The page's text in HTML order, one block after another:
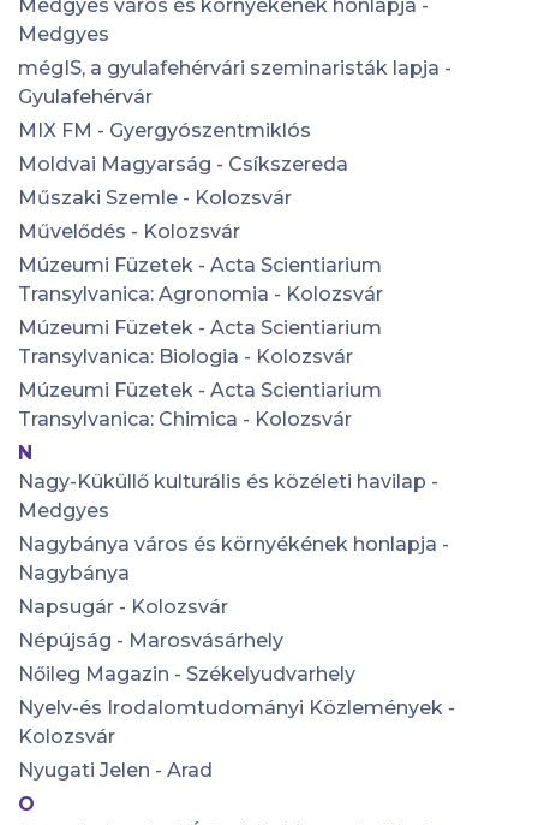
Medgyes város és környékének honlapja -
Medgyes
mégIS, a gyulafehérvári szeminaristák lapja -
Gyulafehérvár
MIX FM - Gyergyószentmiklós
Moldvai Magyarság - Csíkszereda
Műszaki Szemle - Kolozsvár
Művelődés - Kolozsvár
Múzeumi Füzetek - Acta Scientiarium
Transylvanica: Agronomia - Kolozsvár
Múzeumi Füzetek - Acta Scientiarium
Transylvanica: Biologia - Kolozsvár
Múzeumi Füzetek - Acta Scientiarium
Transylvanica: Chimica - Kolozsvár
N
Nagy-Küküllő kulturális és közéleti havilap -
Medgyes
Nagybánya város és környékének honlapja -
Nagybánya
Napsugár - Kolozsvár
Népújság - Marosvásárhely
Nőileg Magazin - Székelyudvarhely
Nyelv-és Irodalomtudományi Közlemények -
Kolozsvár
Nyugati Jelen - Arad
O